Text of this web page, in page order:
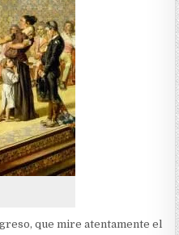
que mire atentamente el